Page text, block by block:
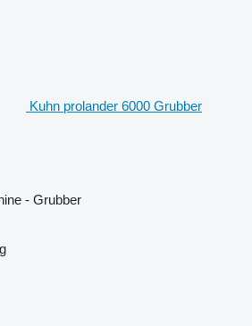
Kuhn prolander 6000 Grubber
- Grubber